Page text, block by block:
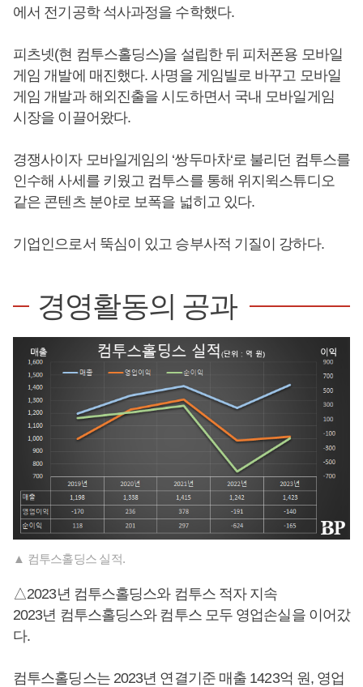
에서 전기공학 석사과정을 수학했다.
피츠넷(현 컴투스홀딩스)을 설립한 뒤 피처폰용 모바일
게임 개발에 매진했다. 사명을 게임빌로 바꾸고 모바일
게임 개발과 해외진출을 시도하면서 국내 모바일게임
시장을 이끌어왔다.
경쟁사이자 모바일게임의 ‘쌍두마차‘로 불리던 컴투스를
인수해 사세를 키웠고 컴투스를 통해 위지윅스튜디오
같은 콘텐츠 분야로 보폭을 넓히고 있다.
기업인으로서 뚝심이 있고 승부사적 기질이 강하다.
경영활동의 공과
▲ 컴투스홀딩스 실적.
△2023년 컴투스홀딩스와 컴투스 적자 지속
2023년 컴투스홀딩스와 컴투스 모두 영업손실을 이어갔
다.
컴투스홀딩스는 2023년 연결기준 매출 1423억 원, 영업